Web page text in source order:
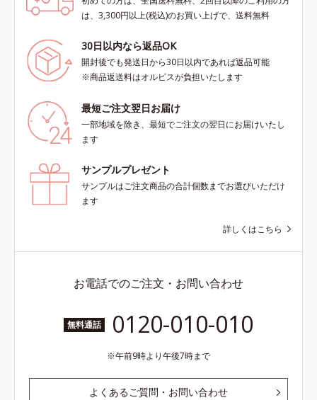
は、3,300円以上(税込)のお買い上げで、送料無料
30日以内なら返品OK
開封後でも発送日から30日以内であれば返品可能
※商品返送料はオルビスが負担いたします
最短ご注文翌日お届け
一部地域を除き、最短でご注文の翌日にお届けいたし
ます
サンプルプレゼント
サンプルはご注文商品の合計個数までお選びいただけ
ます
詳しくはこちら
お電話でのご注文・お問い合わせ
無料通話 0120-010-010
午前9時より午後7時まで
よくあるご質問・お問い合わせ